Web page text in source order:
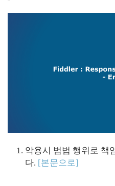
악용시 범법 행위로 책
다. [본문으로]